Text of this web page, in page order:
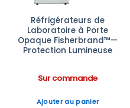
Réfrigérateurs de
Laboratoire à Porte
Opaque Fisherbrand™—
Protection Lumineuse
Sur commande
Ajouter au panier